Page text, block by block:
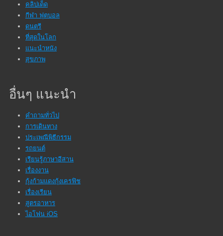
คลิปเด็ด
กีฬา ฟุตบอล
ดนตรี
ที่สุดในโลก
แนะนำหนัง
สุขภาพ
อื่นๆ แนะนำ
คำถามทั่วไป
การเดินทาง
ประเพณีพิธีกรรม
รถยนต์
เรียนรู้ภาษาอีสาน
เรื่องงาน
กุ้งก้ามแดงกุ้งเครฟิช
เรื่องเรียน
สูตรอาหาร
ไอโฟน iOS